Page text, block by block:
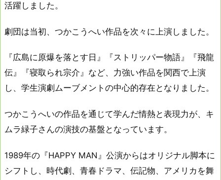
活躍しました。
劇団は当初、つかこうへい作品を次々に上演しました。
『広島に原爆を落とす日』『ストリッパー物語』『飛龍
伝』『寝取られ宗介』など、力強い作品を関西で上演
し、学生演劇ムーブメントの中心的存在となりました。
つかこうへいの作品を通じて学んだ情熱と表現力が、キ
ムラ緑子さんの演技の基盤となっています。
1989年の『HAPPY MAN』公演からはオリジナル脚本に
シフトし、時代劇、青春ドラマ、伝記物、アメリカを舞